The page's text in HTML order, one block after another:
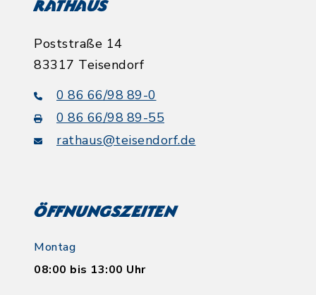
Rathaus
Poststraße 14
83317 Teisendorf
0 86 66/98 89-0
0 86 66/98 89-55
rathaus@teisendorf.de
Öffnungszeiten
Montag
08:00 bis 13:00 Uhr